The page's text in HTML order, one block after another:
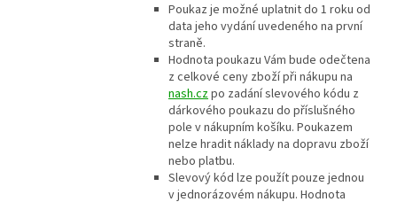
Poukaz je možné uplatnit do 1 roku od
data jeho vydání uvedeného na první
straně.
Hodnota poukazu Vám bude odečtena
z celkové ceny zboží při nákupu na
nash.czpo zadání slevového kódu z
dárkového poukazu do příslušného
pole v nákupním košíku. Poukazem
nelze hradit náklady na dopravu zboží
nebo platbu.
Slevový kód lze použít pouze jednou
v jednorázovém nákupu. Hodnota